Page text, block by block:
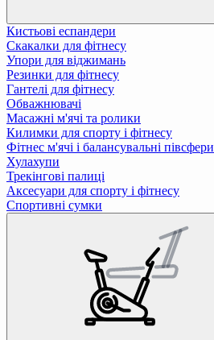
Кистьові еспандери
Скакалки для фітнесу
Упори для віджимань
Резинки для фітнесу
Гантелі для фітнесу
Обважнювачі
Масажні м'ячі та ролики
Килимки для спорту і фітнесу
Фітнес м'ячі і балансувальні півсфери
Хулахупи
Трекінгові палиці
Аксесуари для спорту і фітнесу
Спортивні сумки